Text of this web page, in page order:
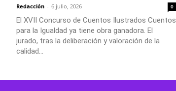
Redacción - 6 julio, 2026 0
El XVII Concurso de Cuentos Ilustrados Cuentos
para la Igualdad ya tiene obra ganadora. El
jurado, tras la deliberación y valoración de la
calidad...